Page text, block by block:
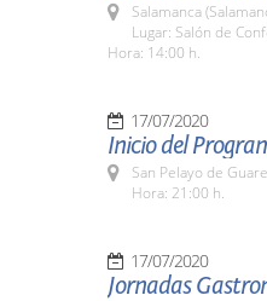
Salamanca
Lugar: Salón de
Hora: 14:00 h.
17/07/2020
Inicio del
San Pelayo de
Hora: 21:00 h.
17/07/2020
Jornadas